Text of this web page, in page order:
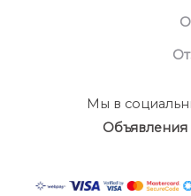
Мы в
Объявления